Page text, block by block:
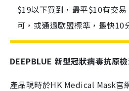
$19以下買到，最平$10有交
可，或通過歐盟標準，最快10
DEEPBLUE 新型冠狀病毒抗原
產品現時於HK Medical Mask官